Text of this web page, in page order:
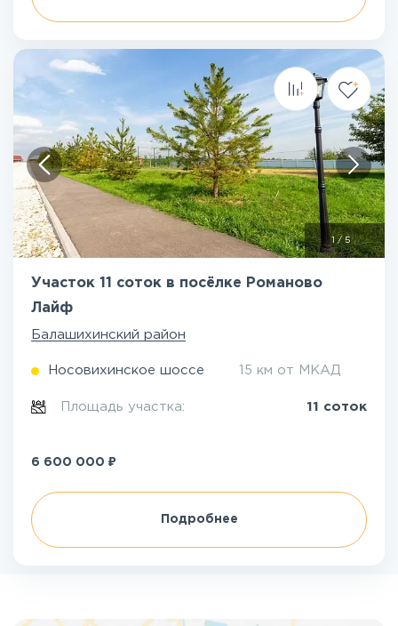
1 /5
Участок 11 соток в посёлке Романово
Лайф
Балашихинский район
Носовихинское шоссе 15 км от МКАД
Площадь участка: 11 соток
6 600 000 ₽
Подробнее